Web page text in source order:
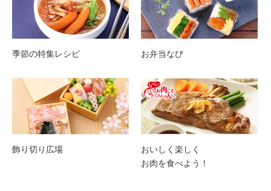
季節の特集レシピ お弁当なび
飾り切り広場
おいしく楽しく
お肉を食べよう！